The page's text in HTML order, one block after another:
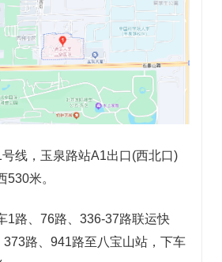
线，玉泉路站A1出口(西北口)
530米。
1路、76路、336-37路联运快
373路、941路至八宝山站，下车